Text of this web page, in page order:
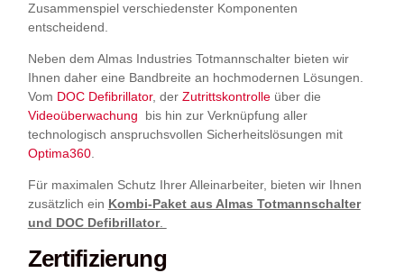
Zusammenspiel verschiedenster Komponenten
entscheidend.
Neben dem Almas Industries Totmannschalter bieten wir
Ihnen daher eine Bandbreite an hochmodernen Lösungen.
Vom DOC Defibrillator, der Zutrittskontrolleüber die
Videoüberwachung bis hin zur Verknüpfung aller
technologisch anspruchsvollen Sicherheitslösungen mit
Optima360.
Für maximalen Schutz Ihrer Alleinarbeiter, bieten wir Ihnen
zusätzlich ein Kombi-Paket aus Almas Totmannschalter
und DOC Defibrillator.
Zertifizierung